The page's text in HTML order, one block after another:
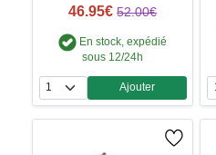
46.95€ 52.00€
En stock, expédié
sous 12/24h
Quantité
Ajouter